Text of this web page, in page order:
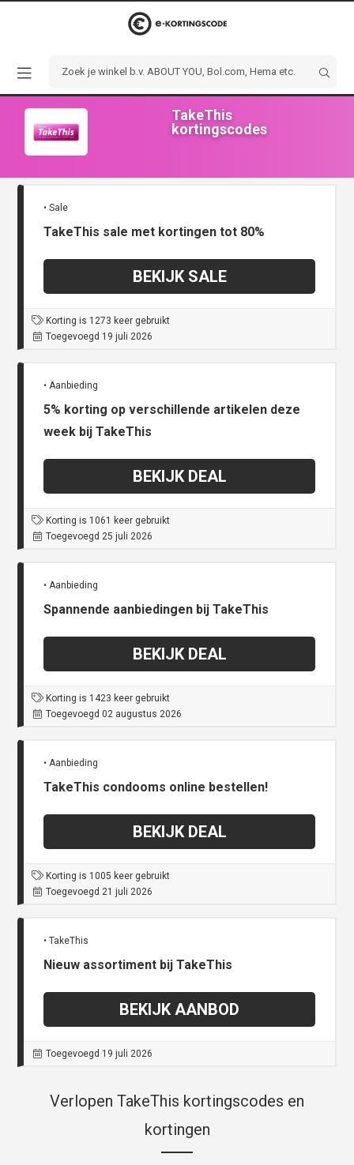
TakeThis
kortingscodes
• Sale
TakeThis sale met kortingen tot 80%
BEKIJK SALE
Korting is 1273 keer gebruikt
Toegevoegd 19 juli 2026
• Aanbieding
5% korting op verschillende artikelen deze
week bij TakeThis
BEKIJK DEAL
Korting is 1061 keer gebruikt
Toegevoegd 25 juli 2026
• Aanbieding
Spannende aanbiedingen bij TakeThis
BEKIJK DEAL
Korting is 1423 keer gebruikt
Toegevoegd 02 augustus 2026
• Aanbieding
TakeThis condooms online bestellen!
BEKIJK DEAL
Korting is 1005 keer gebruikt
Toegevoegd 21 juli 2026
• TakeThis
Nieuw assortiment bij TakeThis
BEKIJK AANBOD
Toegevoegd 19 juli 2026
Verlopen TakeThis kortingscodes en
kortingen